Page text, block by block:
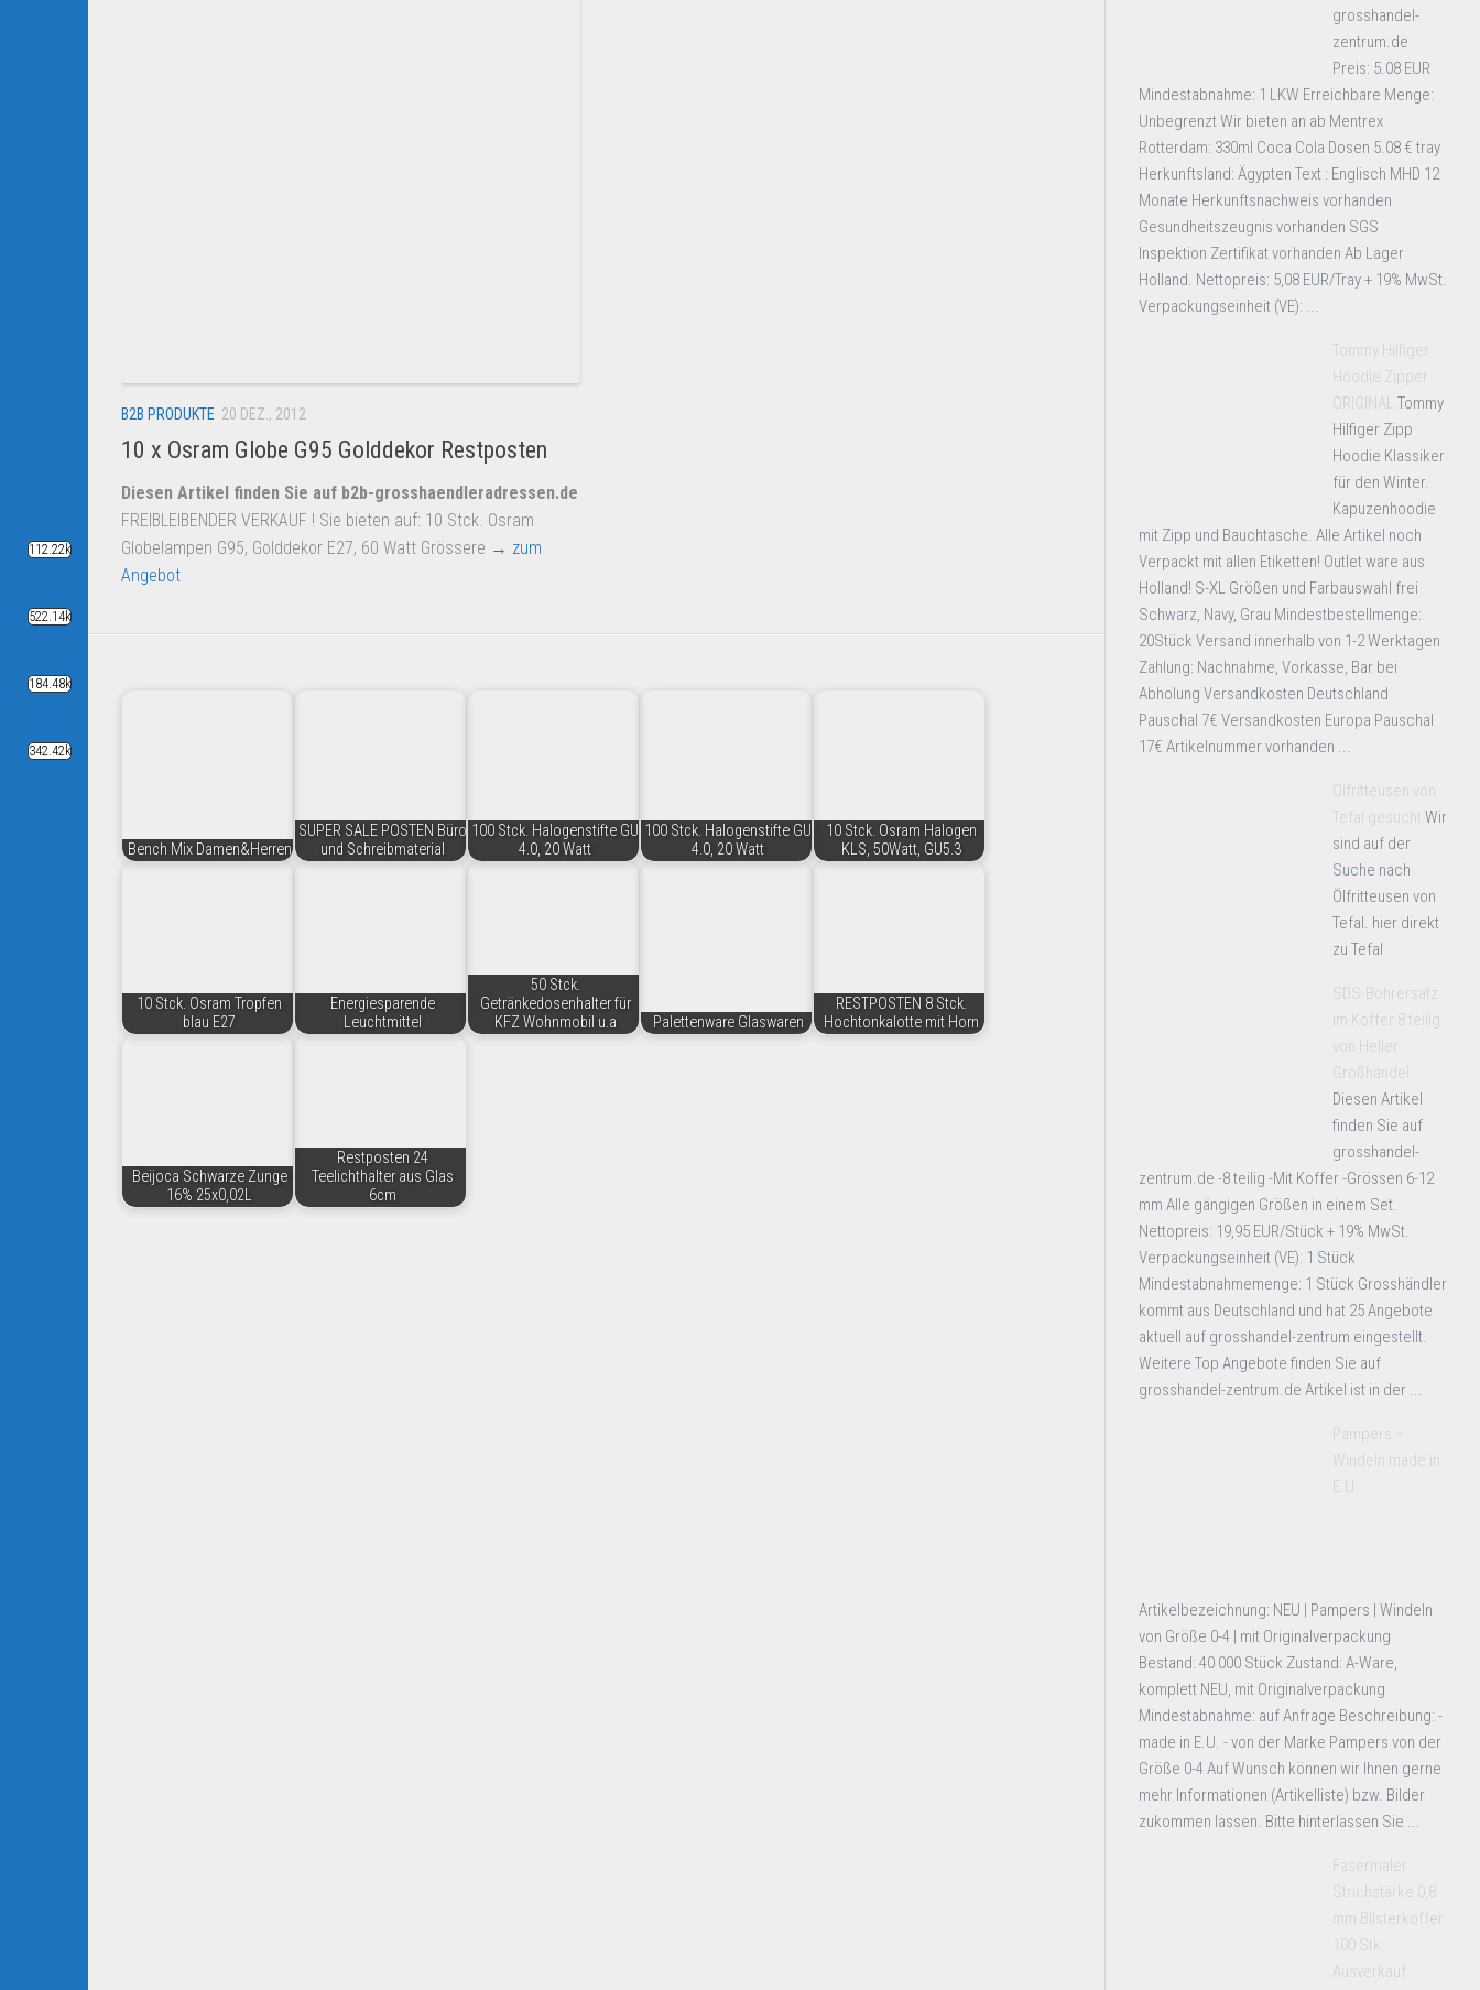
B2B PRODUKTE 20 DEZ., 2012
10 x Osram Globe G95 Golddekor Restposten
Diesen Artikel finden Sie auf b2b-grosshaendleradressen.de
FREIBLEIBENDER VERKAUF ! Sie bieten auf: 10 Stck. Osram
Globelampen G95, Golddekor E27, 60 Watt Grössere → zum
Angebot
Bench Mix Damen&Herren
SUPER SALE POSTEN Büro
und Schreibmaterial
100 Stck. Halogenstifte GU
4.0, 20 Watt
100 Stck. Halogenstifte GU
4.0, 20 Watt
10 Stck. Osram Halogen
KLS, 50Watt, GU5.3
10 Stck. Osram Tropfen
blau E27
Energiesparende
Leuchtmittel
50 Stck.
Getränkedosenhalter für
KFZ Wohnmobil u.a
Palettenware Glaswaren
RESTPOSTEN 8 Stck.
Hochtonkalotte mit Horn
Beijoca Schwarze Zunge
16% 25x0,02L
Restposten 24
Teelichthalter aus Glas
6cm
grosshandel-
zentrum.de
Preis: 5.08 EUR
Mindestabnahme: 1 LKW Erreichbare Menge:
Unbegrenzt Wir bieten an ab Mentrex
Rotterdam: 330ml Coca Cola Dosen 5.08 € tray
Herkunftsland: Ägypten Text : Englisch MHD 12
Monate Herkunftsnachweis vorhanden
Gesundheitszeugnis vorhanden SGS
Inspektion Zertifikat vorhanden Ab Lager
Holland. Nettopreis: 5,08 EUR/Tray + 19% MwSt.
Verpackungseinheit (VE): ...
Tommy Hilfiger
Hoodie Zipper
ORIGINAL Tommy
Hilfiger Zipp
Hoodie Klassiker
für den Winter.
Kapuzenhoodie
mit Zipp und Bauchtasche. Alle Artikel noch
Verpackt mit allen Etiketten! Outlet ware aus
Holland! S-XL Größen und Farbauswahl frei
Schwarz, Navy, Grau Mindestbestellmenge:
20Stück Versand innerhalb von 1-2 Werktagen
Zahlung: Nachnahme, Vorkasse, Bar bei
Abholung Versandkosten Deutschland
Pauschal 7€ Versandkosten Europa Pauschal
17€ Artikelnummer vorhanden ...
Ölfritteusen von
Tefal gesucht Wir
sind auf der
Suche nach
Ölfritteusen von
Tefal. hier direkt
zu Tefal
SDS-Bohrersatz
im Koffer 8 teilig
von Heller
Großhandel
Diesen Artikel
finden Sie auf
grosshandel-
zentrum.de -8 teilig -Mit Koffer -Grössen 6-12
mm Alle gängigen Größen in einem Set.
Nettopreis: 19,95 EUR/Stück + 19% MwSt.
Verpackungseinheit (VE): 1 Stück
Mindestabnahmemenge: 1 Stück Grosshändler
kommt aus Deutschland und hat 25 Angebote
aktuell auf grosshandel-zentrum eingestellt.
Weitere Top Angebote finden Sie auf
grosshandel-zentrum.de Artikel ist in der ...
Pampers –
Windeln made in
E.U.
Artikelbezeichnung: NEU | Pampers | Windeln
von Größe 0-4 | mit Originalverpackung
Bestand: 40 000 Stück Zustand: A-Ware,
komplett NEU, mit Originalverpackung
Mindestabnahme: auf Anfrage Beschreibung: -
made in E.U. - von der Marke Pampers von der
Größe 0-4 Auf Wunsch können wir Ihnen gerne
mehr Informationen (Artikelliste) bzw. Bilder
zukommen lassen. Bitte hinterlassen Sie ...
Fasermaler
Strichstärke 0,8
mm Blisterkoffer
100 Stk.
Ausverkauf
112.22k
522.14k
184.48k
342.42k